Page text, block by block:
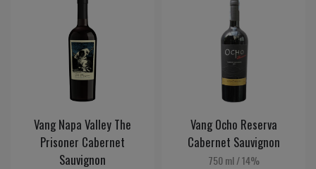
Vang Napa Valley The
Prisoner Cabernet
Sauvignon
Vang Ocho Reserva
Cabernet Sauvignon
750 ml /14%